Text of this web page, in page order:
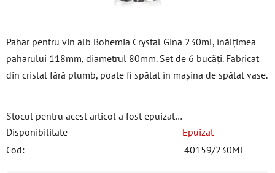
Pahar pentru vin alb Bohemia Crystal Gina 230ml, înălțimea
paharului 118mm, diametrul 80mm. Set de 6 bucăți. Fabricat
din cristal fără plumb, poate fi spălat în mașina de spălat vase.
Stocul pentru acest articol a fost epuizat…
Disponibilitate
Epuizat
Cod:
40159/230ML